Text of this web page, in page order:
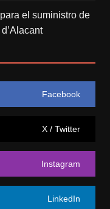
el suministro de
Facebook
X / Twitter
Instagram
LinkedIn